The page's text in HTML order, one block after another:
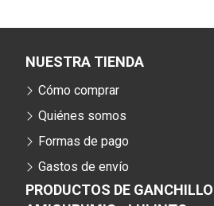
PRODUCTOS DE
NUESTRA TIENDA
Cómo comprar
Quiénes somos
Formas de pago
Gastos de envío